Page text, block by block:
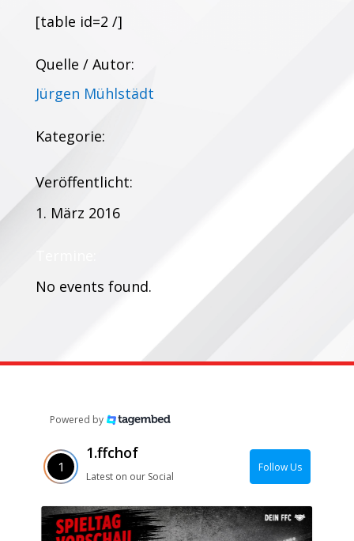
[table id=2 /]
Quelle / Autor:
Jürgen Mühlstädt
Kategorie:
Veröffentlicht:
1. März 2016
No events found.
Powered by
1.ffchof
Latest on our Social
Follow Us